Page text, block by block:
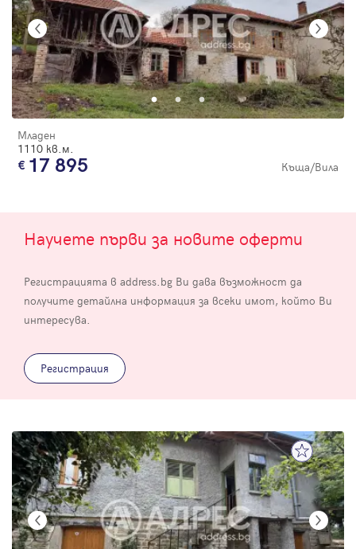
Младен
1110 кв.м.
17 895 Къща/Вила
Научете първи за новите оферти
Регистрацията в address.bg Ви дава възможност да
получите детайлна информация за всеки имот, който Ви
интересува.
Регистрация